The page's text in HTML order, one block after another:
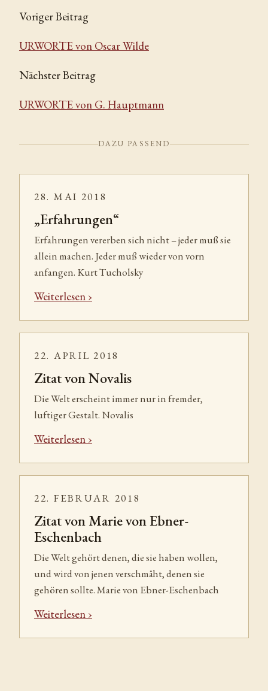
Voriger Beitrag
URWORTE von Oscar Wilde
Nächster Beitrag
URWORTE von G. Hauptmann
DAZU PASSEND
28. MAI 2018
„Erfahrungen“
Erfahrungen vererben sich nicht – jeder muß sie
allein machen. Jeder muß wieder von vorn
anfangen. Kurt Tucholsky
Weiterlesen
22. APRIL 2018
Zitat von Novalis
Die Welt erscheint immer nur in fremder,
luftiger Gestalt. Novalis
Weiterlesen
22. FEBRUAR 2018
Zitat von Marie von Ebner-
Eschenbach
Die Welt gehört denen, die sie haben wollen,
und wird von jenen verschmäht, denen sie
gehören sollte. Marie von Ebner-Eschenbach
Weiterlesen